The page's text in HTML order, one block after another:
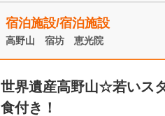
宿泊施設/宿泊施設
高野山 宿坊 恵光院
世界遺産高野山☆若いス
食付き！